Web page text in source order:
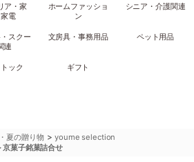
ア・家
電
ホームファッショ
ン
シニア・介護関連
スクー
連
文房具・事務用品 ペット用品
ック ギフト
夏の贈り物 >youme selection
京菓子銘菓詰合せ